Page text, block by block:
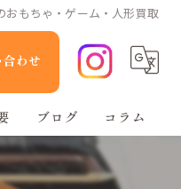
おもちゃ・ゲーム・人形買取
わせ
ブログ コラム